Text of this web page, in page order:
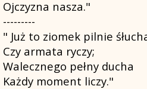
Ojczyzna nasza."
---------
" Już to ziomek pilnie
Czy armata ryczy;
Walecznego pełny ducha
Każdy moment liczy."